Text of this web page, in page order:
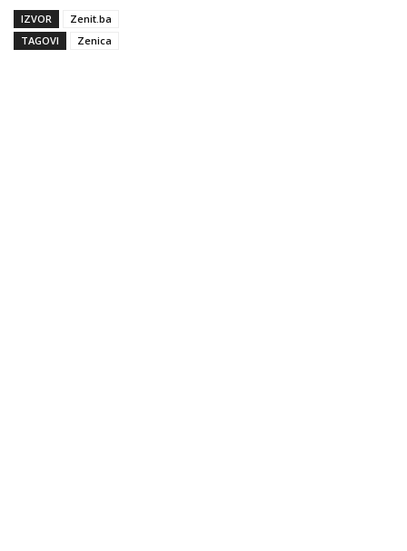
IZVOR
Zenit.ba
TAGOVI
Zenica